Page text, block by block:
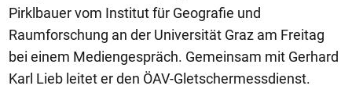
Pirklbauer vom Institut für Geografie und
Raumforschung an der Universität Graz am Freitag
bei einem Mediengespräch. Gemeinsam mit Gerhard
Karl Lieb leitet er den ÖAV-Gletschermessdienst.